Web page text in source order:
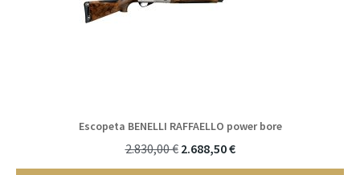
Escopeta BENELLI RAFFAELLO power bore
2.830,00 € 2.688,50 €